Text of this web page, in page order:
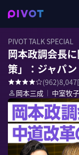
PIVOT TALK SPECIAL
岡本政調会長
策」：ジャパ
(962)8,047
岡本三成 ｜ 中室牧子